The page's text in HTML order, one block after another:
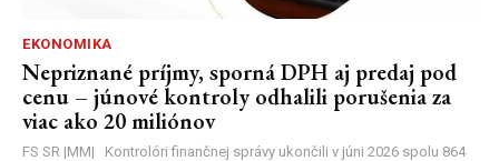
EKONOMIKA
Nepriznané príjmy, sporná DPH aj predaj pod
cenu – júnové kontroly odhalili porušenia za
viac ako 20 miliónov
FS SR |MM| Kontrolóri finančnej správy ukončili v júni 2026 spolu 864